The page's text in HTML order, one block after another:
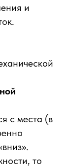
и
с места (в
то